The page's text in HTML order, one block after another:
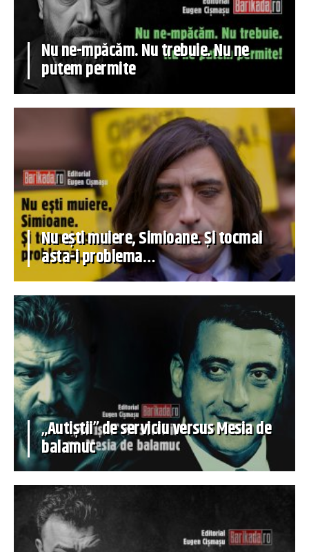
Nu ne-mpăcăm. Nu trebuie. Nu ne
putem permite
Nu ești muiere, Simioane. Și tocmai
asta-i problema…
„Autiștii” de serviciu versus Mesia de
balamuc